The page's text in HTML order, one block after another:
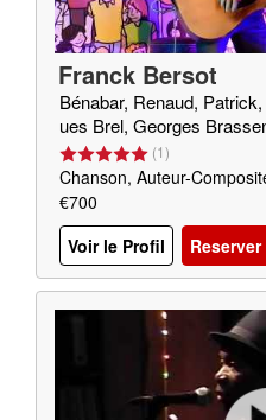
Franck Bersot
Bénabar, Renaud,
ues Brel, Georges
(1)
Chanson, Auteur-
€700
Voir le Profil